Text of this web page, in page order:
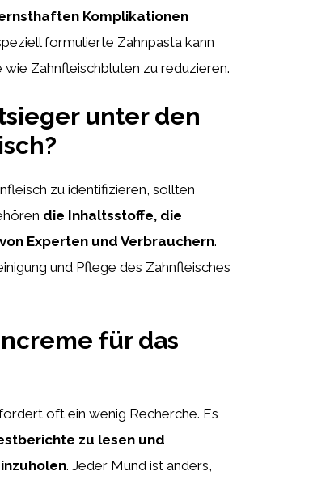
Komplikationen
formulierte Zahnpasta kann
Zahnfleischbluten zu reduzieren.
unter den
zu identifizieren, sollten
die Inhaltsstoffe, die
Experten und Verbrauchern.
und Pflege des Zahnfleisches
für das
oft ein wenig Recherche. Es
zu lesen und
. Jeder Mund ist anders,